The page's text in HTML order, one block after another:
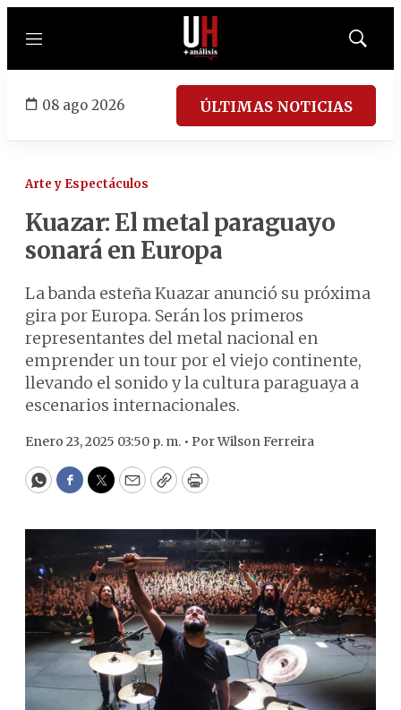
Menú
Mostrar
08 ago 2026 ÚLTIMAS NOTICIAS
Arte y Espectáculos
Kuazar: El metal paraguayo
sonará en Europa
La banda esteña Kuazar anunció su próxima
gira por Europa. Serán los primeros
representantes del metal nacional en
emprender un tour por el viejo continente,
llevando el sonido y la cultura paraguaya a
escenarios internacionales.
Enero 23, 2025 03:50 p. m. • PorWilson Ferreira
WhatsApp
Facebook
Twitter
EmailCopyPrint